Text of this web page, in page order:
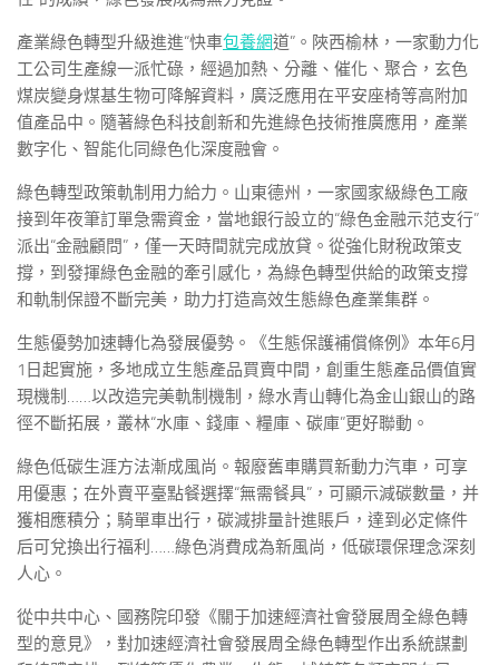
產業綠色轉型升級進進“快車包養網道”。陜西榆林，一家動力化
工公司生產線一派忙碌，經過加熱、分離、催化、聚合，玄色
煤炭變身煤基生物可降解資料，廣泛應用在平安座椅等高附加
值產品中。隨著綠色科技創新和先進綠色技術推廣應用，產業
數字化、智能化同綠色化深度融會。
綠色轉型政策軌制用力給力。山東德州，一家國家級綠色工廠
接到年夜筆訂單急需資金，當地銀行設立的“綠色金融示范支行”
派出“金融顧問”，僅一天時間就完成放貸。從強化財稅政策支
撐，到發揮綠色金融的牽引感化，為綠色轉型供給的政策支撐
和軌制保證不斷完美，助力打造高效生態綠色產業集群。
生態優勢加速轉化為發展優勢。《生態保護補償條例》本年6月
1日起實施，多地成立生態產品買賣中間，創重生態產品價值實
現機制……以改造完美軌制機制，綠水青山轉化為金山銀山的路
徑不斷拓展，叢林“水庫、錢庫、糧庫、碳庫”更好聯動。
綠色低碳生涯方法漸成風尚。報廢舊車購買新動力汽車，可享
用優惠；在外賣平臺點餐選擇“無需餐具”，可顯示減碳數量，并
獲相應積分；騎單車出行，碳減排量計進賬戶，達到必定條件
后可兌換出行福利……綠色消費成為新風尚，低碳環保理念深刻
人心。
從中共中心、國務院印發《關于加速經濟社會發展周全綠色轉
型的意見》，對加速經濟社會發展周全綠色轉型作出系統謀劃